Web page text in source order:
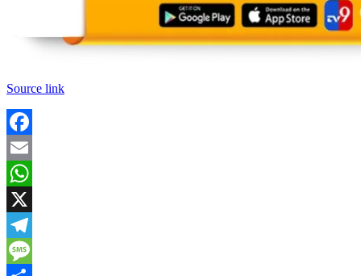
Source link
Facebook
Email
WhatsApp
X
Telegram